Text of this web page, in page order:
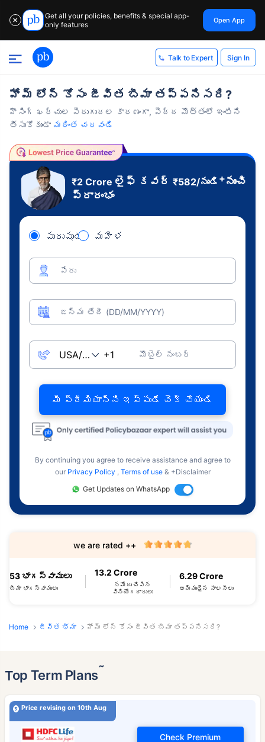
✕
Get all your policies, benefits & special app-
only features
Open App
Talk to Expert Sign In
హోమ్ లోన్ కోసం జీవిత బీమా తప్పనిసరి?
హౌసింగ్ ఖర్చుల పెరుగుదల కారణంగా, పెద్ద మొత్తంలో ఇంటిని
తీసుకోకుండా మరింత చదవండి
₹2 Crore లైఫ్ కవర్ ₹582/నుండి +నుంచి
ప్రారంభం
పురుషుడు మహిళ
పేరు
జన్మ తేదీ (DD/MM/YYYY)
మొబైల్ నంబర్
మీ ప్రీమియాన్ని ఇప్పుడే చెక్ చేయండి
By continuing you agree to receive assistance and agree to
our Privacy Policy , Terms of use & +Disclaimer
Get Updates on WhatsApp
53 భాగస్వాములు
బీమా భాగస్వాములు
13.2 Crore
నమోదు చేసిన
వినియోగదారులు
6.29 Crore
అమ్ముడైన పాలసీలు
we are rated ++
Home జీవిత భీమా హోమ్ లోన్ కోసం జీవిత బీమా తప్పనిసరి?
Top Term Plans˜
Price revising on 10th Aug
Check Premium